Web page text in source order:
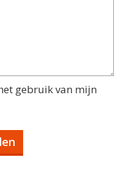
gebruik van mijn